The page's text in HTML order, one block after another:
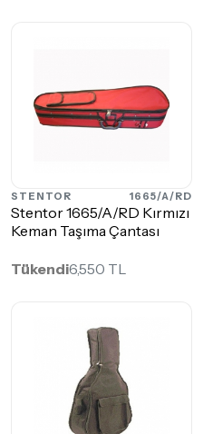
STENTOR 1665/A/RD
Stentor 1665/A/RD Kırmızı
Keman Taşıma Çantası
Tükendi6,550 TL